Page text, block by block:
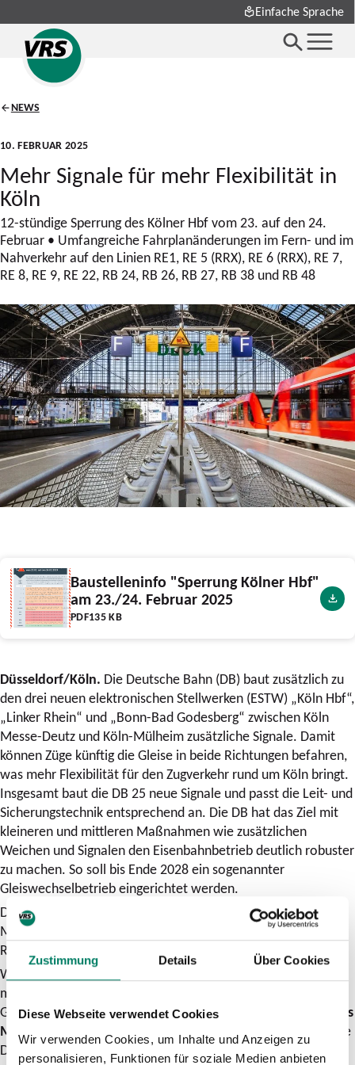
Zustimmung Details Über Cookies
Diese Webseite verwendet Cookies
Wir verwenden Cookies, um Inhalte und Anzeigen zu
personalisieren, Funktionen für soziale Medien anbieten
Einfache Sprache
NEWS
10. FEBRUAR 2025
Mehr Signale für mehr Flexibilität in
Köln
12-stündige Sperrung des Kölner Hbf vom 23. auf den 24.
Februar • Umfangreiche Fahrplanänderungen im Fern- und im
Nahverkehr auf den Linien RE1, RE 5 (RRX), RE 6 (RRX), RE 7,
RE 8, RE 9, RE 22, RB 24, RB 26, RB 27, RB 38 und RB 48
Baustelleninfo "Sperrung Kölner Hbf"
am 23./24. Februar 2025
PDF135 KB
Düsseldorf/Köln. Die Deutsche Bahn (DB) baut zusätzlich zu
den drei neuen elektronischen Stellwerken (ESTW) „Köln Hbf“,
„Linker Rhein“ und „Bonn-Bad Godesberg“ zwischen Köln
Messe-Deutz und Köln-Mülheim zusätzliche Signale. Damit
können Züge künftig die Gleise in beide Richtungen befahren,
was mehr Flexibilität für den Zugverkehr rund um Köln bringt.
Insgesamt baut die DB 25 neue Signale und passt die Leit- und
Sicherungstechnik entsprechend an. Die DB hat das Ziel mit
kleineren und mittleren Maßnahmen wie zusätzlichen
Weichen und Signalen den Eisenbahnbetrieb deutlich robuster
zu machen. So soll bis Ende 2028 ein sogenannter
Gleiswechselbetrieb eingerichtet werden.
Die Investitionen für diese Verbesserungen von knapp 22
Millionen Euro trägt im Wesentlichen das Land NRW im
Rahmen des
Maßnahmenpaket „Robustes Netz“
Während der Bauarbeiten ist kein Bahnbetrieb möglich und
macht eine Sperrung des Kölner Hbf (bis auf die S-Bahn-
Gleise) erforderlich: vonSonntag, 23. Februar, 16:25 Uhr, bis
Montag, 24. Februar, 4:25 Uhr . Während dieser Zeit baut die
DB neue Kabelkanäle, Kabelschächte und Gleisquerungen.